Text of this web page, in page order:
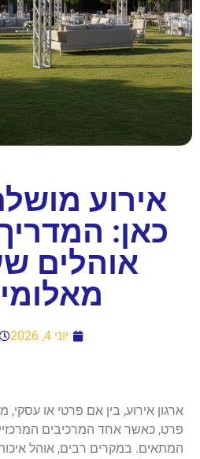
אירוע
כאן:
אוהלים
יוני 4, 2026
ארגון אירוע, בין אם פרטי או עסקי,
פרט, כאשר אחד המרכיבים
המתאים. במקרים רבים, אוהל